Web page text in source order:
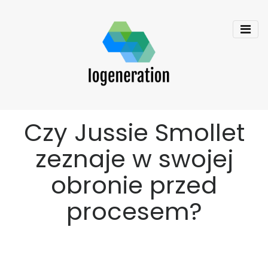
Czy Jussie Smollet
zeznaje w swojej
obronie przed
procesem?